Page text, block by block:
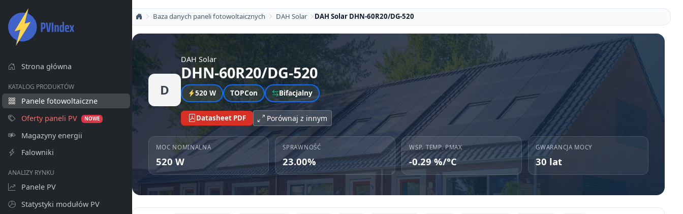
Strona główna
KATALOG PRODUKTÓW
Panele fotowoltaiczne
Oferty paneli PV
NOWE
Magazyny energii
Falowniki
ANALIZY RYNKU
Panele PV
Statystyki modułów PV
Baza danych paneli fotowoltaicznych DAH Solar DAH Solar DHN-60R20/DG-520
D
DAH Solar
DHN-60R20/DG-520
520 W TOPCon Bifacjalny
Datasheet PDF Porównaj z innym
MOC NOMINALNA
520 W
SPRAWNOŚĆ
23.00%
WSP. TEMP. PMAX
-0.29 %/°C
GWARANCJA MOCY
30 lat